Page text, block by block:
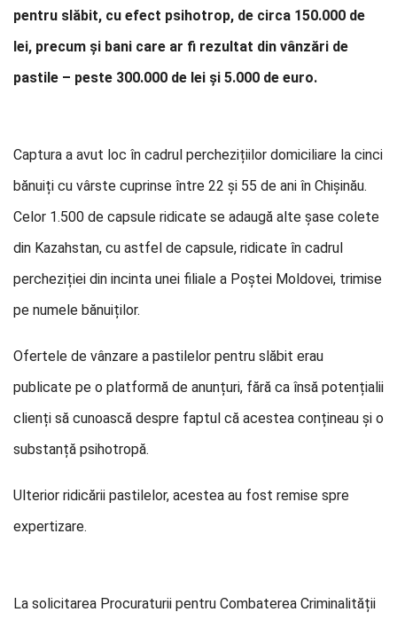
pentru slăbit, cu efect psihotrop, de circa 150.000 de
lei, precum și bani care ar fi rezultat din vânzări de
pastile – peste 300.000 de lei și 5.000 de euro.
Captura a avut loc în cadrul perchezițiilor domiciliare la cinci
bănuiți cu vârste cuprinse între 22 și 55 de ani în Chișinău.
Celor 1.500 de capsule ridicate se adaugă alte șase colete
din Kazahstan, cu astfel de capsule, ridicate în cadrul
percheziției din incinta unei filiale a Poștei Moldovei, trimise
pe numele bănuiților.
Ofertele de vânzare a pastilelor pentru slăbit erau
publicate pe o platformă de anunțuri, fără ca însă potențialii
clienți să cunoască despre faptul că acestea conțineau și o
substanță psihotropă.
Ulterior ridicării pastilelor, acestea au fost remise spre
expertizare.
La solicitarea Procuraturii pentru Combaterea Criminalității